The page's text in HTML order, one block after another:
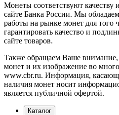
Монеты соответствуют
сайте Банка России. Мы
работы на рынке монет для того
гарантировать качество и
сайте товаров.
Также обращаем Ваше внимание,
монет и их изображение во
www.cbr.ru. Информация,
наличия монет носит
является публичной офертой.
Каталог